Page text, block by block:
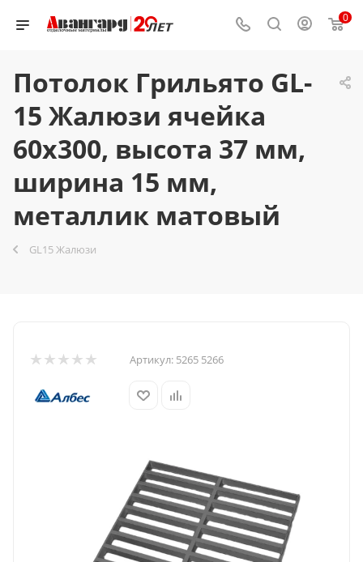
0
Потолок Грильято GL-
15 Жалюзи ячейка
60x300, высота 37 мм,
ширина 15 мм,
металлик матовый
GL15 Жалюзи
Артикул: 5265 5266